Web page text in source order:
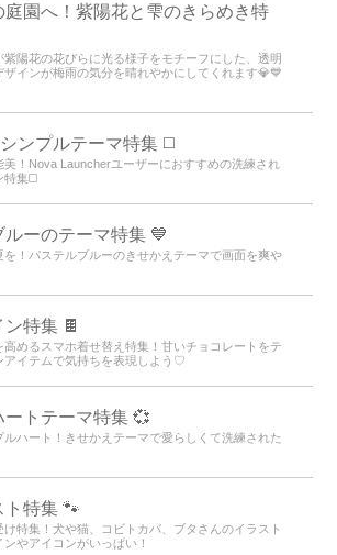
庭園へ！紫陽花と雫のきらめき特
紫陽花の花びらに光る様子をモチーフにした、透明
ザインが梅雨の気分を晴れやかにしてくれます💎💙
ンプルテーマ特集 ◻️
美！Nova Launcherユーザーにおすすめの洗練され
特集◻️
ルーのテーマ特集 💙
を！パステルブルーのきせかえテーマで画面を爽や
特集 🍫
高めるスマホ着せ替え特集！甘いチョコレートをテ
アイテムで気持ちを表現しよう♡
トテーマ特集 💞
ルハート！きせかえテーマで愛らしくて洗練された
ト特集 🐾
特集！犬や猫、コビトカバ、ブタさんのイラスト
やアイコンがいっぱい！